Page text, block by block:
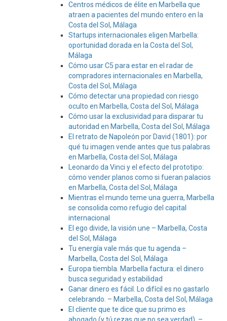
Centros médicos de élite en Marbella que
atraen a pacientes del mundo entero en la
Costa del Sol, Málaga
Startups internacionales eligen Marbella:
oportunidad dorada en la Costa del Sol,
Málaga
Cómo usar C5 para estar en el radar de
compradores internacionales en Marbella,
Costa del Sol, Málaga
Cómo detectar una propiedad con riesgo
oculto en Marbella, Costa del Sol, Málaga
Cómo usar la exclusividad para disparar tu
autoridad en Marbella, Costa del Sol, Málaga
El retrato de Napoleón por David (1801): por
qué tu imagen vende antes que tus palabras
en Marbella, Costa del Sol, Málaga
Leonardo da Vinci y el efecto del prototipo:
cómo vender planos como si fueran palacios
en Marbella, Costa del Sol, Málaga
Mientras el mundo teme una guerra, Marbella
se consolida como refugio del capital
internacional
El ego divide, la visión une – Marbella, Costa
del Sol, Málaga
Tu energía vale más que tu agenda –
Marbella, Costa del Sol, Málaga
Europa tiembla. Marbella factura: el dinero
busca seguridad y estabilidad
Ganar dinero es fácil. Lo difícil es no gastarlo
celebrando. – Marbella, Costa del Sol, Málaga
El cliente que te dice que su primo es